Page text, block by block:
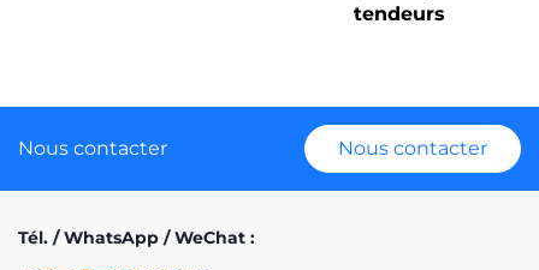
tendeurs
Nous contacter Nous contacter
Tél. / WhatsApp / WeChat :